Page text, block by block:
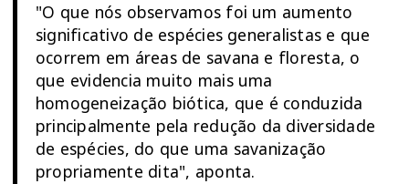
"O que nós observamos foi um aumento
significativo de espécies generalistas e que
ocorrem em áreas de savana e floresta, o
que evidencia muito mais uma
homogeneização biótica, que é conduzida
principalmente pela redução da diversidade
de espécies, do que uma savanização
propriamente dita", aponta.